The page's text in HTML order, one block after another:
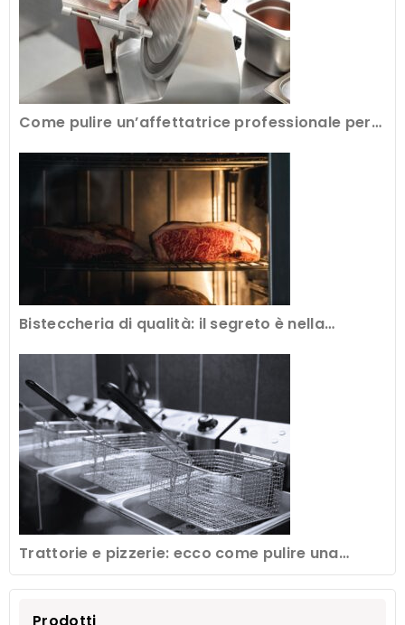
Come pulire un’affettatrice professionale per
Bisteccheria di qualità: il segreto è nella
Trattorie e pizzerie: ecco come pulire una
friggitrice professionale